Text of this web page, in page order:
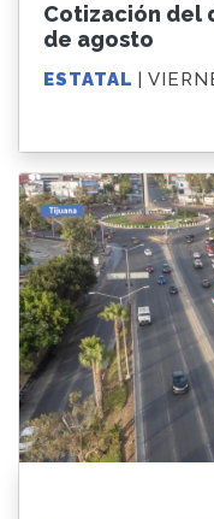
Cotización del
de agosto
ESTATAL |